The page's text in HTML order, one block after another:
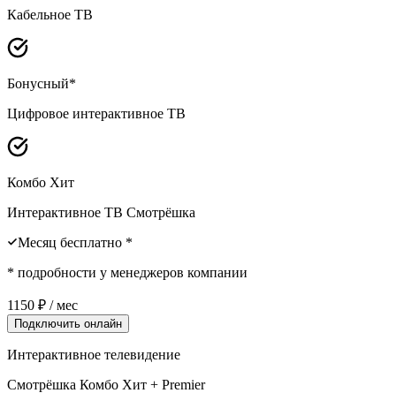
Кабельное ТВ
Бонусный*
Цифровое интерактивное ТВ
Комбо Хит
Интерактивное ТВ Смотрёшка
Месяц бесплатно *
* подробности у менеджеров компании
1150 ₽ / мес
Подключить онлайн
Интерактивное телевидение
Смотрёшка Комбо Хит + Premier